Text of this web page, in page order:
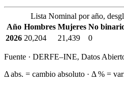
Lista Nominal por año,
Año Hombres Mujeres No
2026 20,204 21,439 0
Fuente · DERFE–INE, Datos
Δ abs. = cambio absoluto · Δ % =